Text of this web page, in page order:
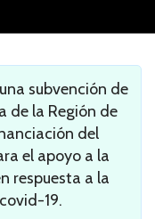
subvención de
de la Región de
del
el apoyo a la
respuesta a la
19.